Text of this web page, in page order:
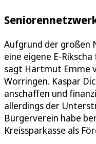
Aufgrund der großen
eine eigene E-
sagt Hartmut Emme
Worringen. Kaspar
anschaffen und
allerdings der
Bürgerverein habe
Kreissparkasse als